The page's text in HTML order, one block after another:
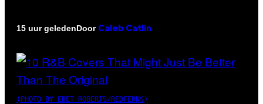
15 uur geledenDoor Caleb Catlin
(PHOTO BY EBET ROBERTS/REDFERNS)